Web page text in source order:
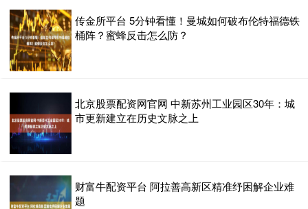
传金所平台 5分钟看懂！曼城如何破布伦特福德铁
桶阵？蜜蜂反击怎么防？
北京股票配资网官网 中新苏州工业园区30年：城
市更新建立在历史文脉之上
财富牛配资平台 阿拉善高新区精准纾困解企业难
题